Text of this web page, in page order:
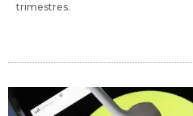
trimestres.